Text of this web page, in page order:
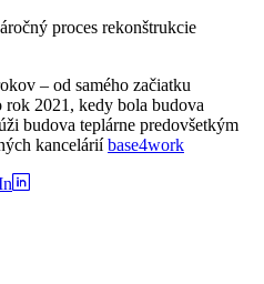
proces rekonštrukcie
– od samého začiatku
2021, kedy bola budova
budova teplárne predovšetkým
kanceláriíbase4work